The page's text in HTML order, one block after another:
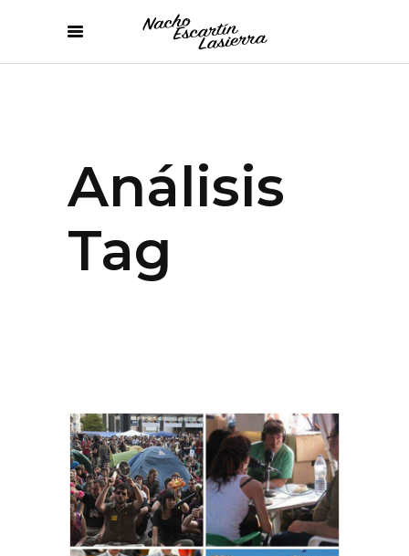
Análisis
Tag